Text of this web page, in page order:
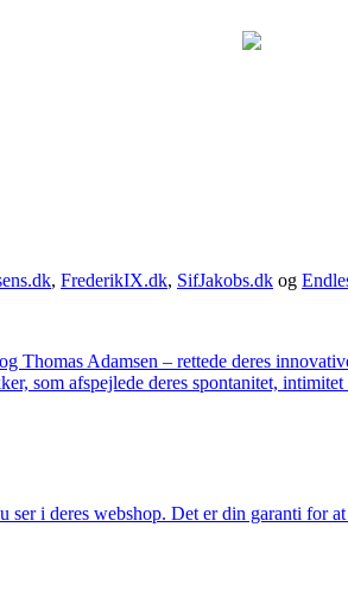
, FrederikIX.dk, SifJakobs.dk og
Thomas Adamsen – rettede deres
som afspejlede deres spontanitet,
i deres webshop. Det er din garanti for